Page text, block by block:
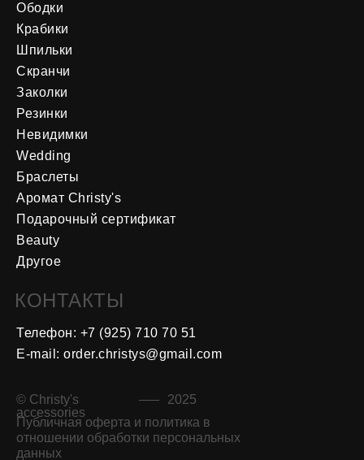
E-mail: order.christys@gmail.com
Телефон: +7 (925) 710 70 51
КОНТАКТЫ
Подарочный сертификат
Аромат Christy's
Браслеты
Wedding
Резинки
Невидимки
Заколки
Скранчи
Шпильки
Крабики
Ободки
2025
© Christy's
accessories
Публичная оферта и политика в
отношении обработки персональных
данных
Другое
Beauty